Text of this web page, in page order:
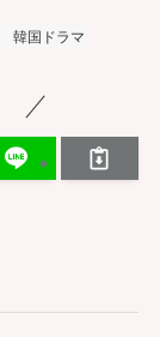
韓国ドラマ